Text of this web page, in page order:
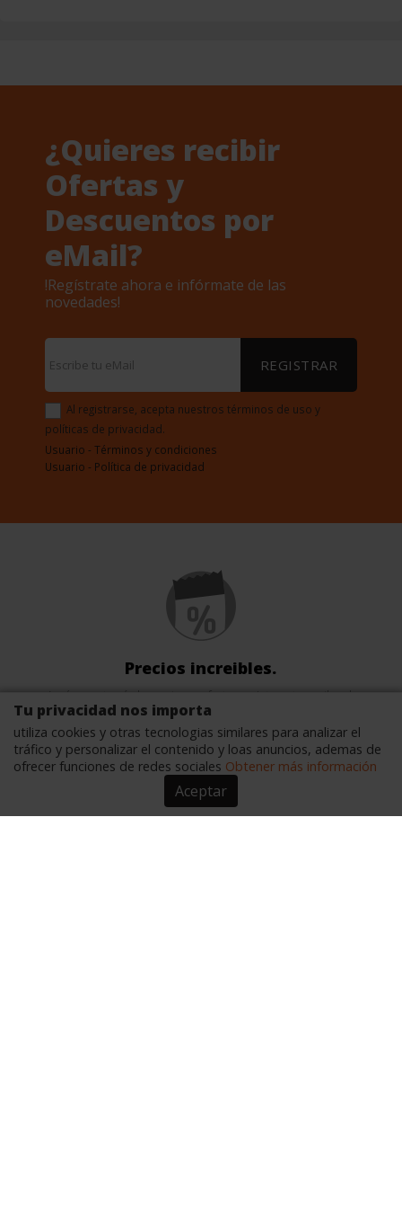
Tu privacidad nos importa
utiliza cookies y otras tecnologias similares para analizar el
tráfico y personalizar el contenido y loas anuncios, ademas de
ofrecer funciones de redes sociales Obtener más información
Aceptar
¿Quieres recibir
Ofertas y
Descuentos por
eMail?
!Regístrate ahora e infórmate de las
novedades!
REGISTRAR
Al registrarse, acepta nuestros términos de uso y
políticas de privacidad.
Usuario - Términos y condiciones
Usuario - Política de privacidad
Precios increibles.
Aquí encontrarás las mejores ofertas en Internet en miles de
productos.